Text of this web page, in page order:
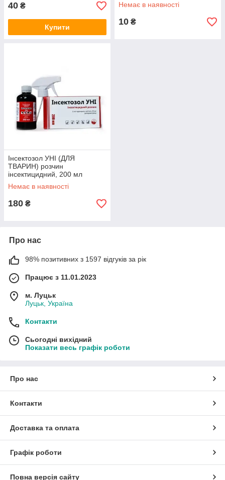
40 ₴
Купити
Немає в наявності
10 ₴
Інсектозол УНІ (ДЛЯ
ТВАРИН) розчин
інсектицидний, 200 мл
Немає в наявності
180 ₴
Про нас
98% позитивних з 1597 відгуків за рік
Працює з 11.01.2023
м. Луцьк
Луцьк, Україна
Контакти
Сьогодні вихідний
Показати весь графік роботи
Про нас
Контакти
Доставка та оплата
Графік роботи
Повна версія сайту